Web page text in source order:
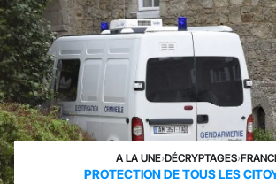
A LA UNE›DÉCRYPTAGES›
PROTECTION DE TOUS LES